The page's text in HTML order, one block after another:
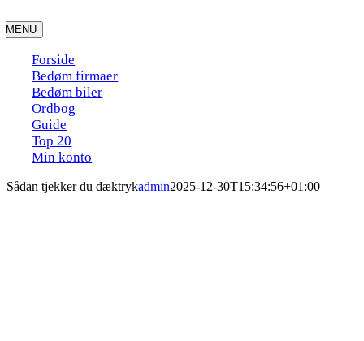
to
content
MENU
Forside
Bedøm firmaer
Bedøm biler
Ordbog
Guide
Top 20
Min konto
Sådan tjekker du dæktrykadmin2025-12-30T15:34:56+01:00